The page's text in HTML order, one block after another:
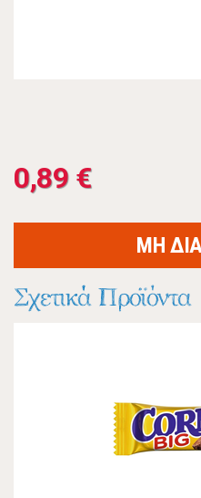
0,89 €
ΜΗ
Σχετικά Προϊόντα